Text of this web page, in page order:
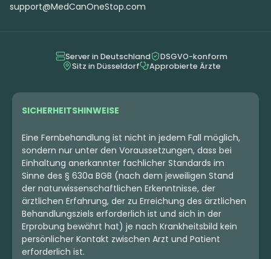
Cosmic Mac
5.84 € 5.31 €
Hybrid Blüten
support@MedCanOneStop.com
Server in Deutschland
DSGVO-konform
Sitz in Düsseldorf
Approbierte Ärzte
SICHERHEITSHINWEISE
Eine Fernbehandlung ist nicht in jedem Fall möglich,
sondern nur unter den Voraussetzungen, dass bei
Einhaltung anerkannter fachlicher Standards im
Sinne des § 630a BGB (nach dem jeweiligen Stand
der naturwissenschaftlichen Erkenntnisse, der
ärztlichen Erfahrung, der zu Erreichung des ärztlichen
Behandlungsziels erforderlich ist und sich in der
Erprobung bewährt hat) je nach Krankheitsbild kein
persönlicher Kontakt zwischen Arzt und Patient
erforderlich ist.